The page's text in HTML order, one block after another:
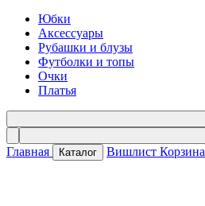
Юбки
Аксессуары
Рубашки и блузы
Футболки и топы
Очки
Платья
Главная Каталог Вишлист Корзина